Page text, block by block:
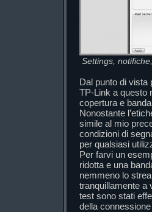
Settings,
Dal punto di vista
TP-Link a questo
copertura e
Nonostante
simile al mio
condizioni di
per qualsiasi
Per farvi un
ridotta e una
nemmeno lo
tranquillamente a
test sono stati
della